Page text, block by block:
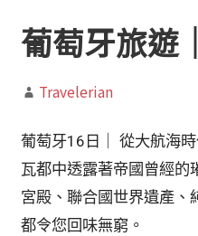
葡萄牙旅遊
Travelerian
葡萄牙16日｜ 從大航海
瓦都中透露著帝國曾經的
宮殿、聯合國世界遺產、
都令您回味無窮。